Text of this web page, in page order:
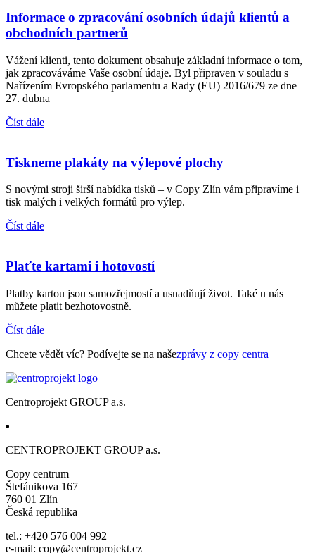
Informace o zpracování osobních údajů klientů a
obchodních partnerů
Vážení klienti, tento dokument obsahuje základní informace o tom,
jak zpracováváme Vaše osobní údaje. Byl připraven v souladu s
Nařízením Evropského parlamentu a Rady (EU) 2016/679 ze dne
27. dubna
Číst dále
Tiskneme plakáty na výlepové plochy
S novými stroji širší nabídka tisků – v Copy Zlín vám připravíme i
tisk malých i velkých formátů pro výlep.
Číst dále
Plaťte kartami i hotovostí
Platby kartou jsou samozřejmostí a usnadňují život. Také u nás
můžete platit bezhotovostně.
Číst dále
Chcete vědět víc? Podívejte se na našezprávy z copy centra
Centroprojekt GROUP a.s.
CENTROPROJEKT GROUP a.s.
Copy centrum
Štefánikova 167
760 01 Zlín
Česká republika
tel.: +420 576 004 992
e-mail: copy@centroprojekt.cz